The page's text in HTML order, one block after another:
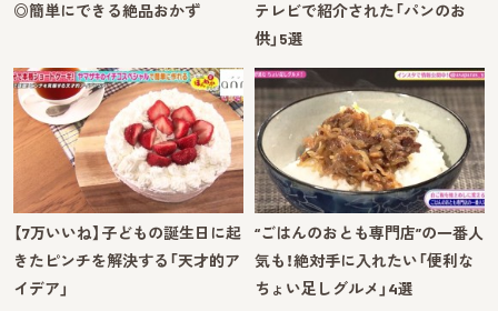
◎簡単にできる絶品おかず
テレビで紹介された「パンのお
供」5選
【7万いいね】子どもの誕生日に起
きたピンチを解決する「天才的ア
イデア」
“ごはんのおとも専門店”の一番人
気も！絶対手に入れたい「便利な
ちょい足しグルメ」4選